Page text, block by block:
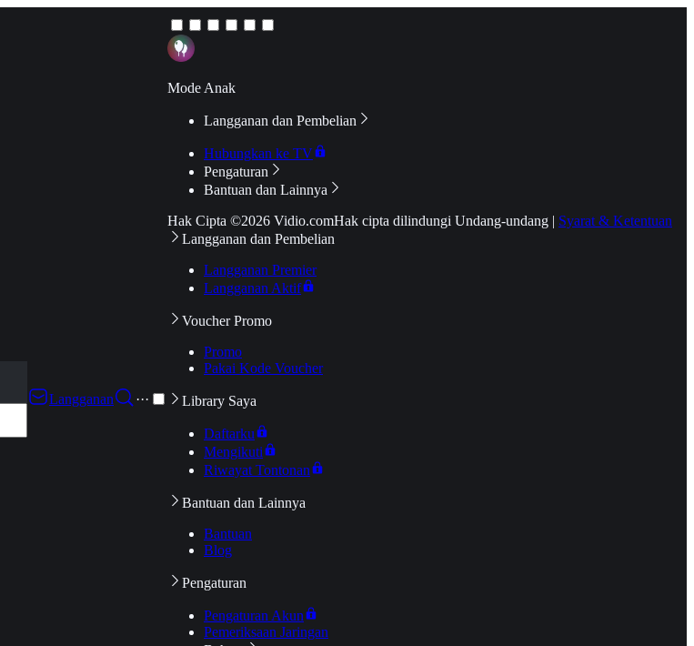
Langganan
···
Mode Anak
Langganan dan Pembelian
Hubungkan ke TV
Pengaturan
Bantuan dan Lainnya
Hak Cipta ©2026 Vidio.comHak cipta dilindungi Undang-undang | Syarat & Ketentuan
Langganan dan Pembelian
Langganan Premier
Langganan Aktif
Voucher Promo
Promo
Pakai Kode Voucher
Library Saya
Daftarku
Mengikuti
Riwayat Tontonan
Bantuan dan Lainnya
Bantuan
Blog
Pengaturan
Pengaturan Akun
Pemeriksaan Jaringan